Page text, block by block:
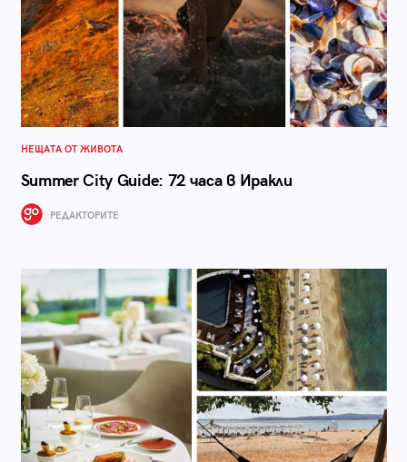
НЕЩАТА ОТ ЖИВОТА
Summer City Guide: 72 часа в Иракли
РЕДАКТОРИТЕ